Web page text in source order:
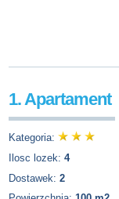
1. Apartament
Kategoria:
Ilosc lozek: 4
Dostawek: 2